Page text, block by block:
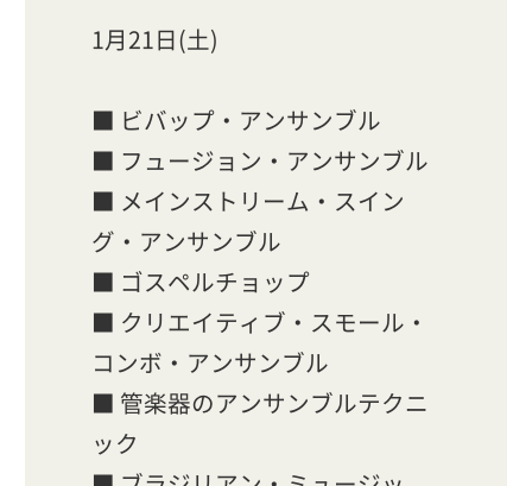
1月21日(土)
■ ビバップ・アンサンブル
■ フュージョン・アンサンブル
■ メインストリーム・スイン
グ・アンサンブル
■ ゴスペルチョップ
■ クリエイティブ・スモール・
コンボ・アンサンブル
■ 管楽器のアンサンブルテクニ
ック